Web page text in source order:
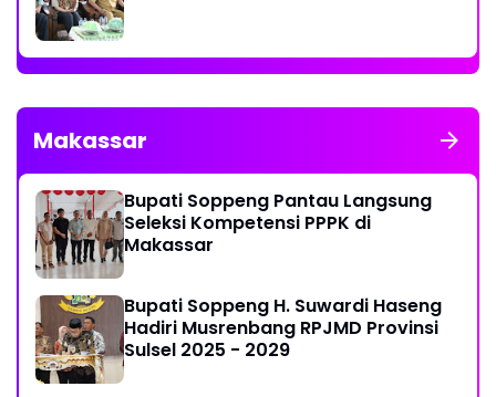
Makassar
Bupati Soppeng Pantau Langsung
Seleksi Kompetensi PPPK di
Makassar
Bupati Soppeng H. Suwardi Haseng
Hadiri Musrenbang RPJMD Provinsi
Sulsel 2025 - 2029